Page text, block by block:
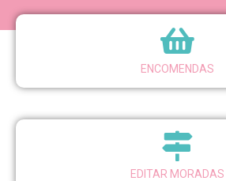
ENCOMENDAS
EDITAR MORADAS